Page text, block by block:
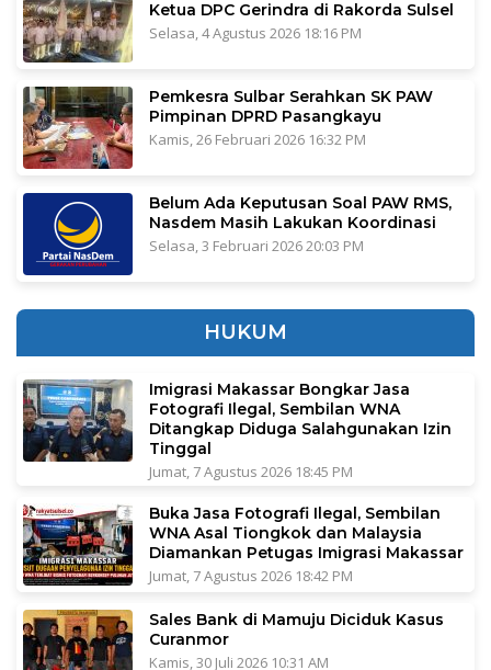
Ketua DPC Gerindra di Rakorda Sulsel
Selasa, 4 Agustus 2026 18:16 PM
Pemkesra Sulbar Serahkan SK PAW
Pimpinan DPRD Pasangkayu
Kamis, 26 Februari 2026 16:32 PM
Belum Ada Keputusan Soal PAW RMS,
Nasdem Masih Lakukan Koordinasi
Selasa, 3 Februari 2026 20:03 PM
HUKUM
Imigrasi Makassar Bongkar Jasa
Fotografi Ilegal, Sembilan WNA
Ditangkap Diduga Salahgunakan Izin
Tinggal
Jumat, 7 Agustus 2026 18:45 PM
Buka Jasa Fotografi Ilegal, Sembilan
WNA Asal Tiongkok dan Malaysia
Diamankan Petugas Imigrasi Makassar
Jumat, 7 Agustus 2026 18:42 PM
Sales Bank di Mamuju Diciduk Kasus
Curanmor
Kamis, 30 Juli 2026 10:31 AM